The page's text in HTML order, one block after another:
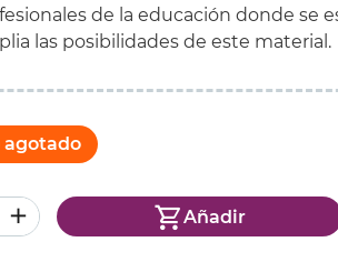
de la educación donde se
las posibilidades de este material.
agotado
Añadir